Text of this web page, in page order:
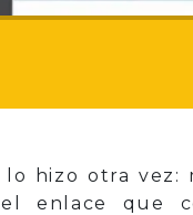
lo hizo otra vez:
el enlace que